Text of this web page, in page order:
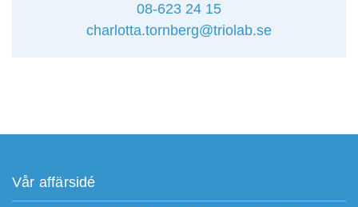
08-623 24 15
charlotta.tornberg@triolab.se
Vår affärsidé